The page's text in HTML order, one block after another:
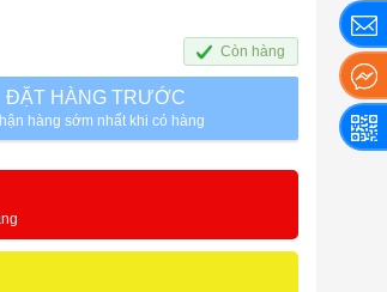
Còn hàng
ĐẶT HÀNG TRƯỚC
hàng sớm nhất khi có hàng